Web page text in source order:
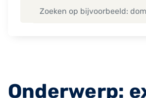
Onderwerp: